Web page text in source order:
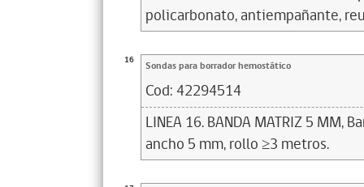
policarbonato, antiempañante,
16 Sondas para borrador hemostático
Cod: 42294514
LINEA 16. BANDA MATRIZ 5 MM,
ancho 5 mm, rollo ≥3 metros.